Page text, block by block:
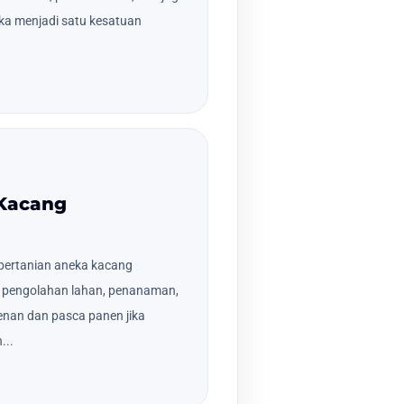
menjadi satu kesatuan
aneka kacang
lahan, penanaman,
dan pasca panen jika